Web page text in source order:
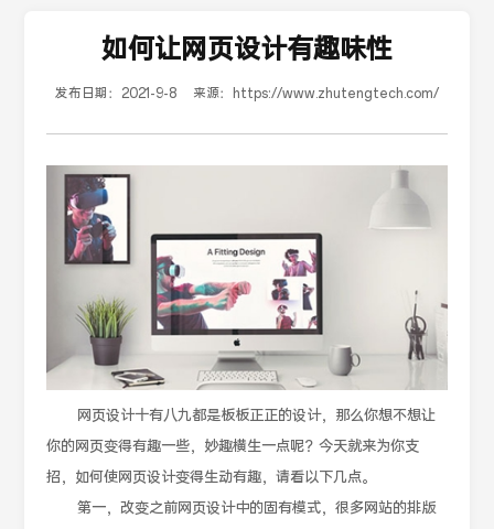
如何让网页设计有趣味性
发布日期： 2021-9-8 来源： https://www.zhutengtech.com/
网页设计十有八九都是板板正正的设计，那么你想不想让
你的网页变得有趣一些，妙趣横生一点呢？今天就来为你支
招，如何使网页设计变得生动有趣，请看以下几点。
第一，改变之前网页设计中的固有模式，很多网站的排版